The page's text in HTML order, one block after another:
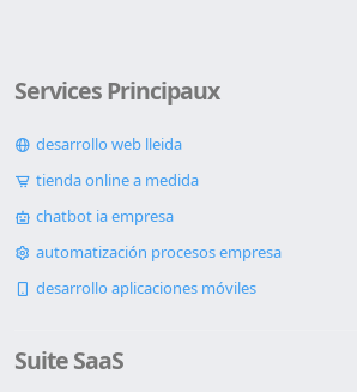
Services Principaux
desarrollo web lleida
tienda online a medida
chatbot ia empresa
automatización procesos empresa
desarrollo aplicaciones móviles
Suite SaaS